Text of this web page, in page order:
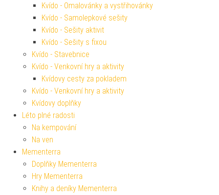
Kvído - Omalovánky a vystřihovánky
Kvído - Samolepkové sešity
Kvído - Sešity aktivit
Kvído - Sešity s fixou
Kvído - Stavebnice
Kvído - Venkovní hry a aktivity
Kvídovy cesty za pokladem
Kvído - Venkovní hry a aktivity
Kvídovy doplňky
Léto plné radosti
Na kempování
Na ven
Mementerra
Doplňky Mementerra
Hry Mementerra
Knihy a deníky Mementerra